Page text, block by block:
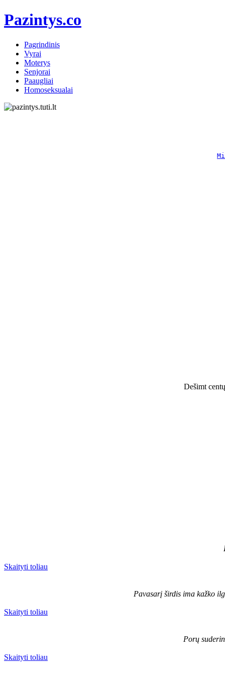
Pazintys.co
Pagrindinis
Vyrai
Moterys
Senjorai
Paaugliai
Homoseksualai
Dešimt
Skaityti toliau
Pavasarį širdis ima kažko
Skaityti toliau
Porų
Skaityti toliau